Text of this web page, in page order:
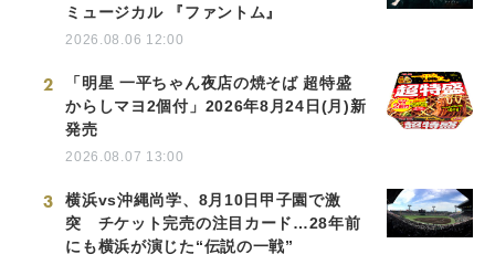
ミュージカル 『ファントム』
2026.08.06 12:00
2
「明星 一平ちゃん夜店の焼そば 超特盛
からしマヨ2個付」2026年8月24日(月)新
発売
2026.08.07 13:00
3
横浜vs沖縄尚学、8月10日甲子園で激
突 チケット完売の注目カード…28年前
にも横浜が演じた“伝説の一戦”